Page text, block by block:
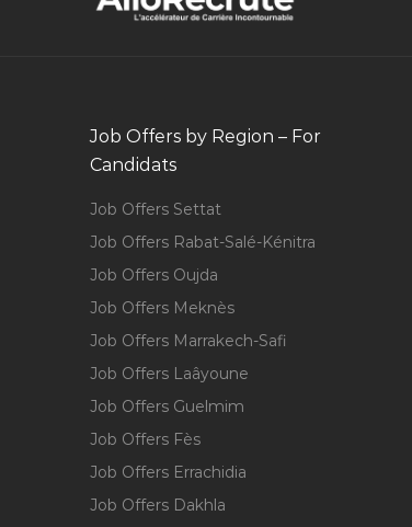
Job Offers by Region – For
Candidats
Job Offers Settat
Job Offers Rabat-Salé-Kénitra
Job Offers Oujda
Job Offers Meknès
Job Offers Marrakech-Safi
Job Offers Laâyoune
Job Offers Guelmim
Job Offers Fès
Job Offers Errachidia
Job Offers Dakhla